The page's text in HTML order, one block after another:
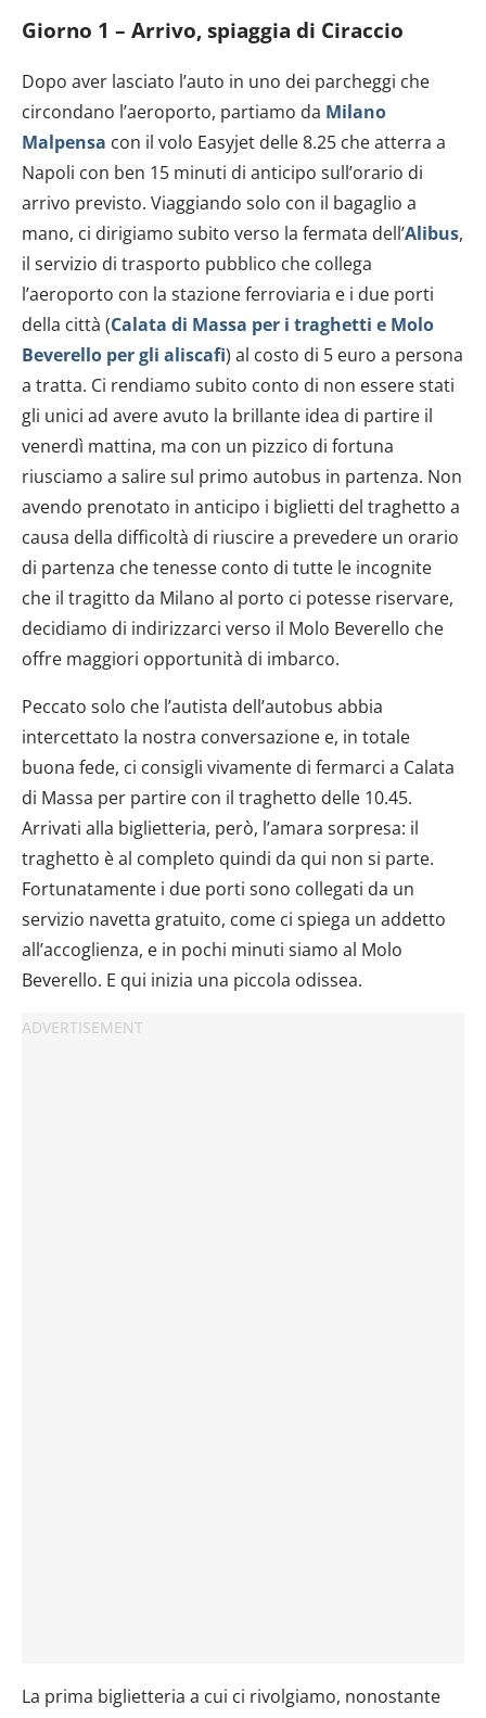
Giorno 1 – Arrivo, spiaggia di Ciraccio
Dopo aver lasciato l’auto in uno dei parcheggi che
circondano l’aeroporto, partiamo da Milano
Malpensa con il volo Easyjet delle 8.25 che atterra a
Napoli con ben 15 minuti di anticipo sull’orario di
arrivo previsto. Viaggiando solo con il bagaglio a
mano, ci dirigiamo subito verso la fermata dell’Alibus,
il servizio di trasporto pubblico che collega
l’aeroporto con la stazione ferroviaria e i due porti
della città (Calata di Massa per i traghetti e Molo
Beverello per gli aliscafi) al costo di 5 euro a persona
a tratta. Ci rendiamo subito conto di non essere stati
gli unici ad avere avuto la brillante idea di partire il
venerdì mattina, ma con un pizzico di fortuna
riusciamo a salire sul primo autobus in partenza. Non
avendo prenotato in anticipo i biglietti del traghetto a
causa della difficoltà di riuscire a prevedere un orario
di partenza che tenesse conto di tutte le incognite
che il tragitto da Milano al porto ci potesse riservare,
decidiamo di indirizzarci verso il Molo Beverello che
offre maggiori opportunità di imbarco.
Peccato solo che l’autista dell’autobus abbia
intercettato la nostra conversazione e, in totale
buona fede, ci consigli vivamente di fermarci a Calata
di Massa per partire con il traghetto delle 10.45.
Arrivati alla biglietteria, però, l’amara sorpresa: il
traghetto è al completo quindi da qui non si parte.
Fortunatamente i due porti sono collegati da un
servizio navetta gratuito, come ci spiega un addetto
all’accoglienza, e in pochi minuti siamo al Molo
Beverello. E qui inizia una piccola odissea.
La prima biglietteria a cui ci rivolgiamo, nonostante